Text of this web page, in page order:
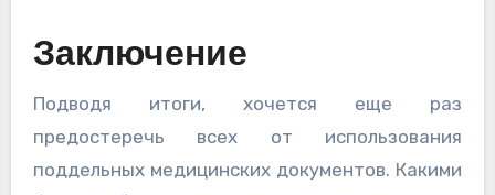
Заключение
Подводя итоги, хочется еще раз
предостеречь всех от использования
поддельных медицинских документов. Какими